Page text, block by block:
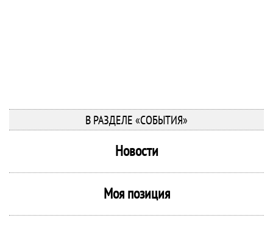
В РАЗДЕЛЕ «СОБЫТИЯ»
Новости
Моя позиция